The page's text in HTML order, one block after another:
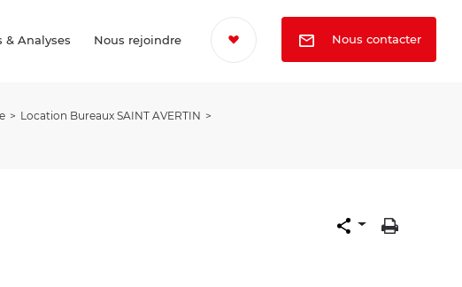
& Analyses Nous rejoindre Nous contacter
Location Bureaux SAINT AVERTIN